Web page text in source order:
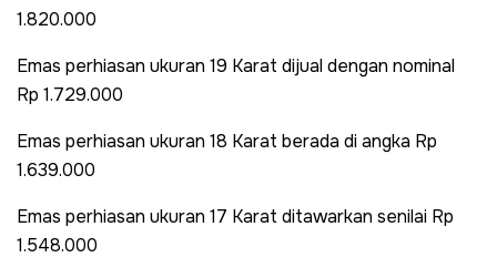
1.820.000
Emas perhiasan ukuran 19 Karat dijual dengan nominal
Rp 1.729.000
Emas perhiasan ukuran 18 Karat berada di angka Rp
1.639.000
Emas perhiasan ukuran 17 Karat ditawarkan senilai Rp
1.548.000